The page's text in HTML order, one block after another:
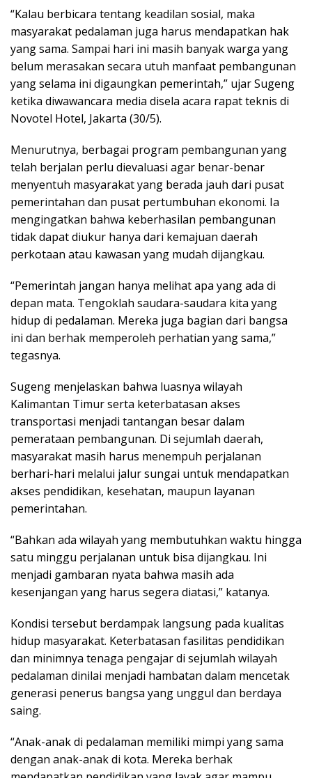
“Kalau berbicara tentang keadilan sosial, maka
masyarakat pedalaman juga harus mendapatkan hak
yang sama. Sampai hari ini masih banyak warga yang
belum merasakan secara utuh manfaat pembangunan
yang selama ini digaungkan pemerintah,” ujar Sugeng
ketika diwawancara media disela acara rapat teknis di
Novotel Hotel, Jakarta (30/5).
Menurutnya, berbagai program pembangunan yang
telah berjalan perlu dievaluasi agar benar-benar
menyentuh masyarakat yang berada jauh dari pusat
pemerintahan dan pusat pertumbuhan ekonomi. Ia
mengingatkan bahwa keberhasilan pembangunan
tidak dapat diukur hanya dari kemajuan daerah
perkotaan atau kawasan yang mudah dijangkau.
“Pemerintah jangan hanya melihat apa yang ada di
depan mata. Tengoklah saudara-saudara kita yang
hidup di pedalaman. Mereka juga bagian dari bangsa
ini dan berhak memperoleh perhatian yang sama,”
tegasnya.
Sugeng menjelaskan bahwa luasnya wilayah
Kalimantan Timur serta keterbatasan akses
transportasi menjadi tantangan besar dalam
pemerataan pembangunan. Di sejumlah daerah,
masyarakat masih harus menempuh perjalanan
berhari-hari melalui jalur sungai untuk mendapatkan
akses pendidikan, kesehatan, maupun layanan
pemerintahan.
“Bahkan ada wilayah yang membutuhkan waktu hingga
satu minggu perjalanan untuk bisa dijangkau. Ini
menjadi gambaran nyata bahwa masih ada
kesenjangan yang harus segera diatasi,” katanya.
Kondisi tersebut berdampak langsung pada kualitas
hidup masyarakat. Keterbatasan fasilitas pendidikan
dan minimnya tenaga pengajar di sejumlah wilayah
pedalaman dinilai menjadi hambatan dalam mencetak
generasi penerus bangsa yang unggul dan berdaya
saing.
“Anak-anak di pedalaman memiliki mimpi yang sama
dengan anak-anak di kota. Mereka berhak